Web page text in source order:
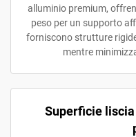
alluminio premium,
peso per un supporto
forniscono strutture
mentre
Superficie